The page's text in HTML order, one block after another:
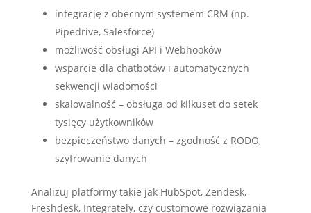
integrację z obecnym systemem CRM (np.
Pipedrive, Salesforce)
możliwość obsługi API i Webhooków
wsparcie dla chatbotów i automatycznych
sekwencji wiadomości
skalowalność – obsługa od kilkuset do setek
tysięcy użytkowników
bezpieczeństwo danych – zgodność z RODO,
szyfrowanie danych
Analizuj platformy takie jak HubSpot, Zendesk,
Freshdesk, Integrately, czy customowe rozwiązania